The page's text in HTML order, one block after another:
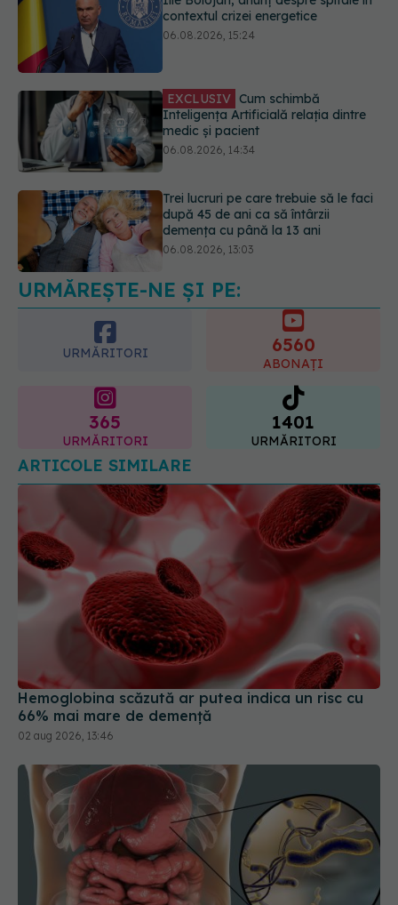
EXCLUSIV Cum schimbă
Trei lucruri pe care trebuie să le faci
după 45 de ani ca să întârzii
Colebil și Panzcebil, blocate
temporar în farmacii. ANMDMR
06.08.2026, 16:37
URMĂREȘTE-NE ȘI PE:
URMĂRITORI 6560
ABONAȚI
365
URMĂRITORI
1401
URMĂRITORI
ARTICOLE SIMILARE
Hemoglobina scăzută ar putea indica un risc cu
66% mai mare de demență
02 aug 2026, 13:46